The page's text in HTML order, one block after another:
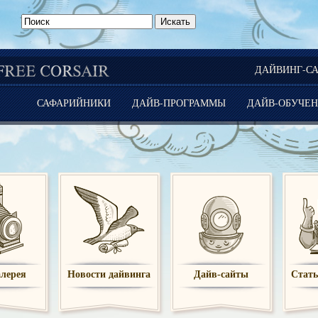
ДАЙВИНГ-
САФАРИЙНИКИ ДАЙВ-ПРОГРАММЫ ДАЙВ-
Новости дайвинга Дайв-сайты